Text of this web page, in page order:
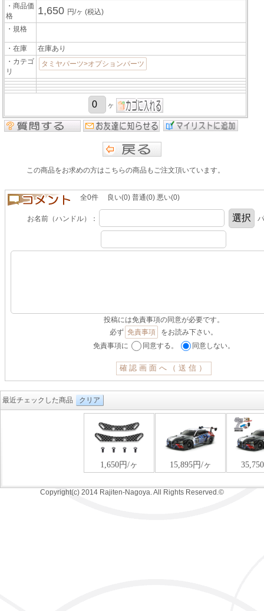
・商品価
格
1,650 円/ヶ(税込)
・規格
・在庫
在庫あり
・カテゴ
リ
タミヤパーツ>オプションパーツ
ヶ
この商品をお求めの方はこちらの商品もご注文頂いています。
全0件 良い(0) 普通(0) 悪い(0)
お名前（ハンドル）：
投稿には免責事項の同意が必要です。
必ず 免責事項
をお読み下さい。
免責事項に
同意する。 同意しない。
最近チェックした商品 クリア
Copyright(c) 2014 Rajiten-Nagoya. All Rights Reserved.©